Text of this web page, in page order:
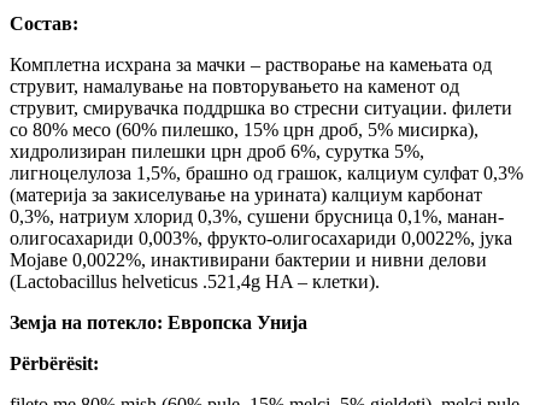
Состав:
Комплетна исхрана за мачки – растворање на камењата од
струвит, намалување на повторувањето на каменот од
струвит, смирувачка поддршка во стресни ситуации. филети
со 80% месо (60% пилешко, 15% црн дроб, 5% мисирка),
хидролизиран пилешки црн дроб 6%, сурутка 5%,
лигноцелулоза 1,5%, брашно од грашок, калциум сулфат 0,3%
(материја за закиселување на урината) калциум карбонат
0,3%, натриум хлорид 0,3%, сушени брусница 0,1%, манан-
олигосахариди 0,003%, фрукто-олигосахариди 0,0022%, јука
Мојаве 0,0022%, инактивирани бактерии и нивни делови
(Lactobacillus helveticus .521,4g HA – клетки).
Земја на потекло: Европска Унија
Përbërësit: